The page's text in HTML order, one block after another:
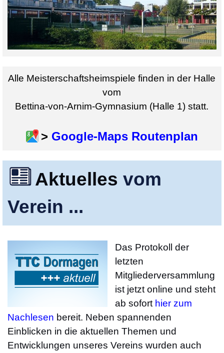
Alle Meisterschaftsheimspiele finden in der Halle
vom
Bettina-von-Arnim-Gymnasium (Halle 1) statt.
> Google-Maps Routenplan
Aktuelles vom
Verein ...
Das Protokoll der
letzten
Mitgliederversammlung
ist jetzt online und steht
ab sofort hier zum
Nachlesen bereit. Neben spannenden
Einblicken in die aktuellen Themen und
Entwicklungen unseres Vereins wurden auch